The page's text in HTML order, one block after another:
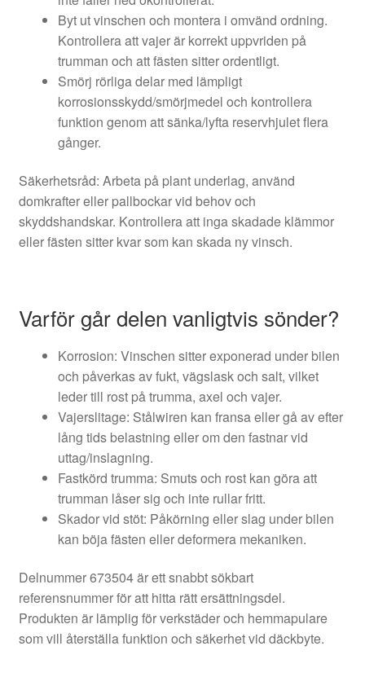
Byt ut vinschen och montera i omvänd ordning.
Kontrollera att vajer är korrekt uppvriden på
trumman och att fästen sitter ordentligt.
Smörj rörliga delar med lämpligt
korrosionsskydd/smörjmedel och kontrollera
funktion genom att sänka/lyfta reservhjulet flera
gånger.
Säkerhetsråd: Arbeta på plant underlag, använd
domkrafter eller pallbockar vid behov och
skyddshandskar. Kontrollera att inga skadade klämmor
eller fästen sitter kvar som kan skada ny vinsch.
Varför går delen vanligtvis sönder?
Korrosion: Vinschen sitter exponerad under bilen
och påverkas av fukt, vägslask och salt, vilket
leder till rost på trumma, axel och vajer.
Vajerslitage: Stålwiren kan fransa eller gå av efter
lång tids belastning eller om den fastnar vid
uttag/inslagning.
Fastkörd trumma: Smuts och rost kan göra att
trumman låser sig och inte rullar fritt.
Skador vid stöt: Påkörning eller slag under bilen
kan böja fästen eller deformera mekaniken.
Delnummer 673504 är ett snabbt sökbart
referensnummer för att hitta rätt ersättningsdel.
Produkten är lämplig för verkstäder och hemmapulare
som vill återställa funktion och säkerhet vid däckbyte.